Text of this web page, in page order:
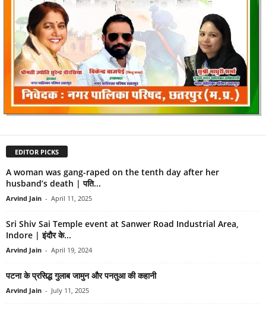
EDITOR PICKS
A woman was gang-raped on the tenth day after her
husband’s death | पति...
Arvind Jain - April 11, 2025
Sri Shiv Sai Temple event at Sanwer Road Industrial Area,
Indore | इंदौर के...
Arvind Jain - April 19, 2024
पटना के प्रसिद्ध गुलाब जामुन और पनतुआ की कहानी
Arvind Jain - July 11, 2025